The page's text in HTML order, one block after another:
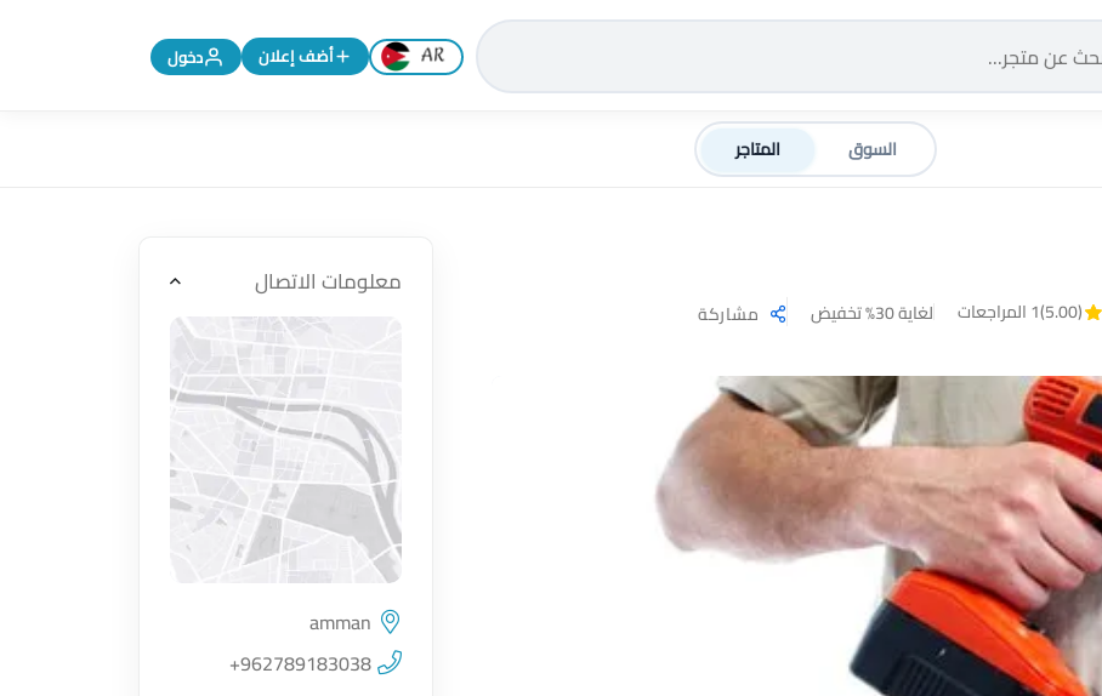
تغيير اللغة إلى الإنجليزية
أضف إعلان دخول
السوق المتاجر
(5.00) 1 المراجعات لغاية 30% تخفيض مشاركة
معلومات الاتصال
اضغط لتحميل الموقع
amman
+962789183038